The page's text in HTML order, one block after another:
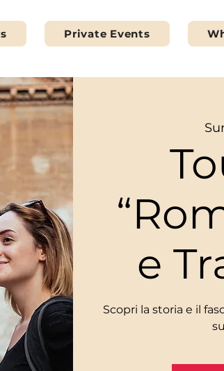
Private Events
e
Scopri la storia e il